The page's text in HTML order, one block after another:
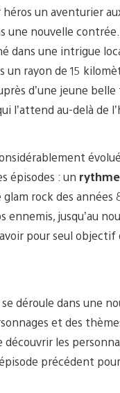
un aventurier
une nouvelle
une intrigue
rayon de 15
d’une jeune
l’attend au-delà de
épisodes : un
rock des
jusqu’au
pour seul
déroule dans une
et des
les
précédent